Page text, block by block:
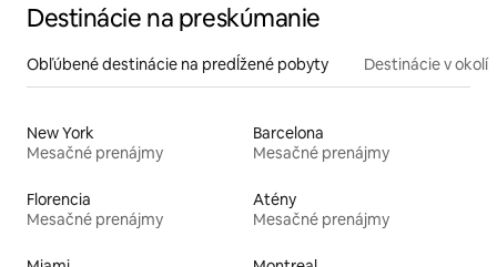
Destinácie na preskúmanie
Obľúbené destinácie na predĺžené pobyty Destinácie v okolí
New York
Mesačné prenájmy
Barcelona
Mesačné prenájmy
Florencia
Mesačné prenájmy
Atény
Mesačné prenájmy